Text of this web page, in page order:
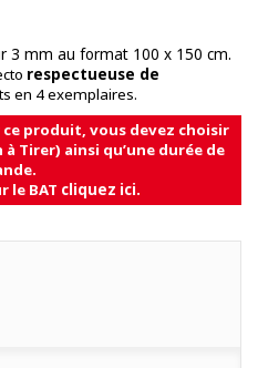
3 mm au format 100 x 150 cm.
respectueuse de
en 4 exemplaires.
produit, vous devez choisir
Tirer) ainsi qu’une durée de
le BAT cliquez ici.